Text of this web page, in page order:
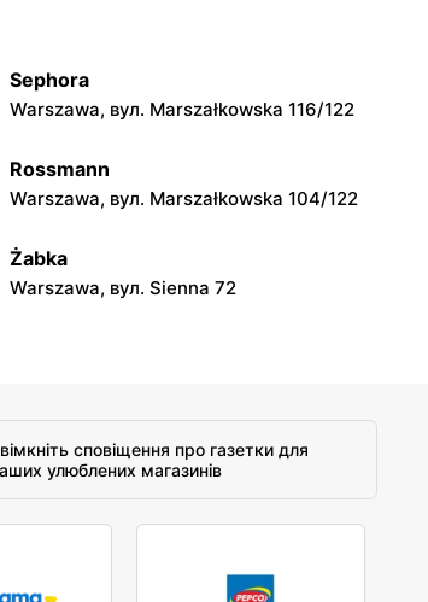
moje sklepy
Tczew, вул. Franciszka Żwirki 61
moje sklepy
Opole, вул. Grudzicka 45
Sephora
Warszawa, вул. Marszałkowska 116/122
Rossmann
Warszawa, вул. Marszałkowska 104/122
Żabka
Warszawa, вул. Sienna 72
сповіщення про газетки для
улюблених магазинів